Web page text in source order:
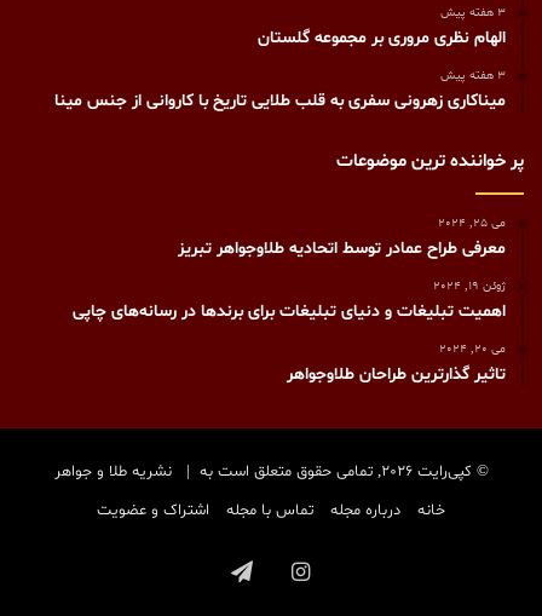
3 هفته پیش
الهام نظری مروری بر مجموعه گلستان
3 هفته پیش
میناکاری زهرونی سفری به قلب طلایی تاریخ با کاروانی از جنس مینا
پر خواننده ترین موضوعات
می 25, 2024
معرفی طراح عمادر توسط اتحادیه طلاوجواهر تبریز
ژوئن 19, 2024
اهمیت تبلیغات و دنیای تبلیغات برای برندها در رسانه‌های چاپی
می 20, 2024
تاثیر گذارترین طراحان طلاوجواهر
© کپی‌رایت 2026, تمامی حقوق متعلق است به |
نشریه طلا و جواهر
خانه
درباره مجله تماس با مجله اشتراک و عضویت
اینستاگرامتلگرام